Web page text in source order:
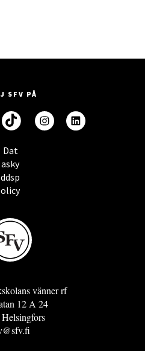
SFV PÅ
Dat
asky
ddsp
olicy
vänner rf
12 A 24